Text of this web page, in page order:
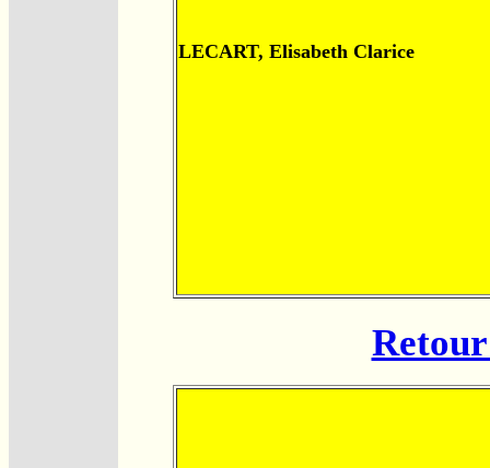
LECART, Elisabeth Clarice